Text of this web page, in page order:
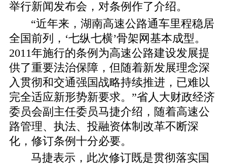
举行新闻发布会，对条例作了介绍。
“近年来，湖南高速公路通车里程稳居
全国前列，‘七纵七横’骨架网基本成型。
2011年施行的条例为高速公路建设发展提
供了重要法治保障，但随着新发展理念深
入贯彻和交通强国战略持续推进，已难以
完全适应新形势新要求。”省人大财政经济
委员会副主任委员马捷介绍，随着高速公
路管理、执法、投融资体制改革不断深
化，修订条例十分必要。
马捷表示，此次修订既是贯彻落实国